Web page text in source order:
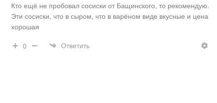
Кто ещё не пробовал сосиски от Бащинского, то рекомендую.
Эти сосиски, что в сыром, что в варёном виде вкусные и цена
хорошая
0
Ответить